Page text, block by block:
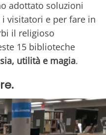
adottato soluzioni
visitatori e per fare in
il religioso
15 biblioteche
utilità e magia.